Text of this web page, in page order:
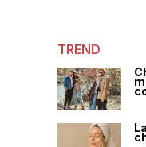
TREND